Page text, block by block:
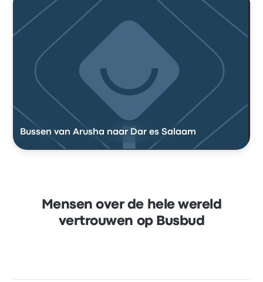
Bussen van Arusha naar Dar es Salaam
Mensen over de hele wereld
vertrouwen op Busbud